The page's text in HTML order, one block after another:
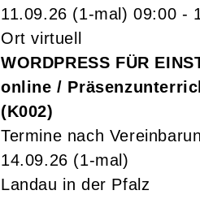
11.09.26 (1-mal)09:00 -
Ort virtuell
WORDPRESS FÜR
online /
K002
Termine nach
14.09.26 (1-mal)
Landau in der Pfalz